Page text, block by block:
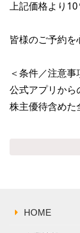
上記価格より
皆様のご予約
＜条件／注意事
公式アプリから
株主優待含め
HOME